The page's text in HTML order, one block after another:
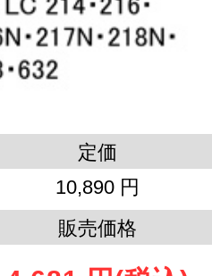
定価
10,890 円
販売価格